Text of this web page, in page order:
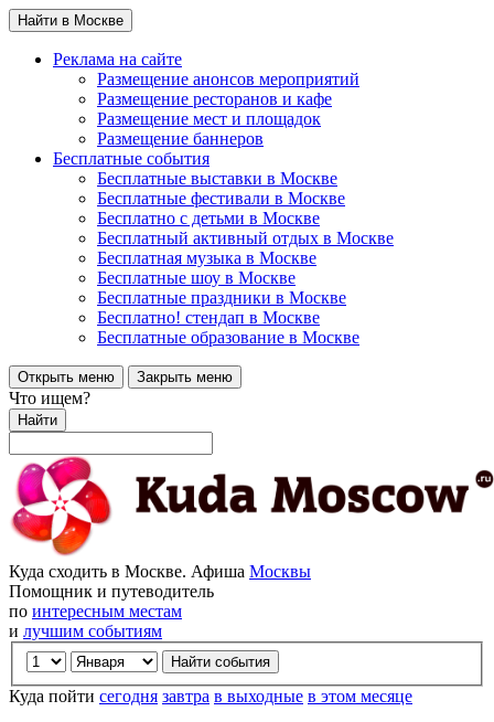
Найти в Москве
Реклама на сайте
Размещение анонсов мероприятий
Размещение ресторанов и кафе
Размещение мест и площадок
Размещение баннеров
Бесплатные события
Бесплатные выставки в Москве
Бесплатные фестивали в Москве
Бесплатно с детьми в Москве
Бесплатный активный отдых в Москве
Бесплатная музыка в Москве
Бесплатные шоу в Москве
Бесплатные праздники в Москве
Бесплатно! стендап в Москве
Бесплатные образование в Москве
Открыть меню Закрыть меню
Что ищем?
Найти
Куда сходить в Москве. Афиша Москвы
Помощник и путеводитель
по интересным местам
и лучшим событиям
Куда пойти сегодня завтра в выходные в этом месяце